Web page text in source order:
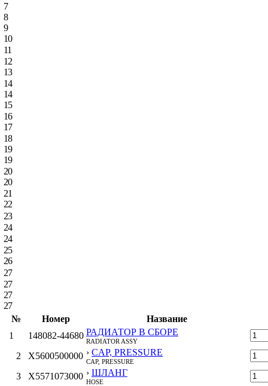
7
8
9
10
11
12
13
14
14
15
16
17
18
19
19
20
20
21
22
23
24
24
25
26
27
27
27
27
№
Номер
Название
1
148082-44680 РАДИАТОР В СБОРЕ
RADIATOR ASSY
2 X5600500000 › CAP, PRESSURE
CAP, PRESSURE
3 X5571073000 › ШЛАНГ
HOSE